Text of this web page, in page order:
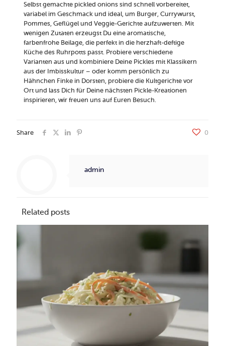
Selbst gemachte pickled onions sind schnell vorbereitet,
variabel im Geschmack und ideal, um Burger, Currywurst,
Pommes, Geflügel und Veggie-Gerichte aufzuwerten. Mit
wenigen Zutaten erzeugst Du eine aromatische,
farbenfrohe Beilage, die perfekt in die herzhaft-deftige
Küche des Ruhrpotts passt. Probiere verschiedene
Varianten aus und kombiniere Deine Pickles mit Klassikern
aus der Imbisskultur – oder komm persönlich zu
Hähnchen Finke in Dorsten, probiere die Kultgerichte vor
Ort und lass Dich für Deine nächsten Pickle-Kreationen
inspirieren, wir freuen uns auf Euren Besuch.
Share 0
admin
Related posts